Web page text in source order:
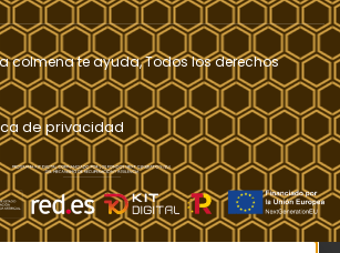
colmena te ayuda, Todos los derechos
de privacidad